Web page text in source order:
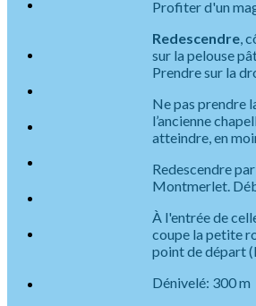
Profiter d'un
Redescendre,
sur la pelouse
Prendre sur la
Ne pas prendre
l’ancienne
atteindre, en
Redescendre
Montmerlet.
À l'entrée de
coupe la petite
point de départ
Dénivelé: